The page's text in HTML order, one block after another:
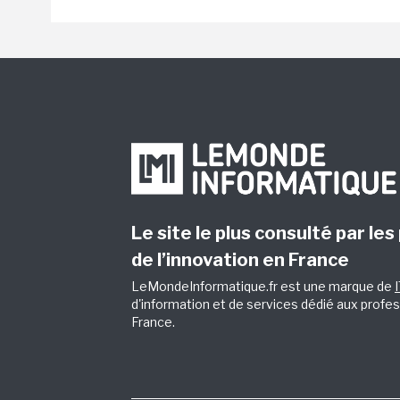
Le site le plus consulté par
de l’innovation en France
LeMondeInformatique.fr est une marque de
d'information et de services dédié aux
France.